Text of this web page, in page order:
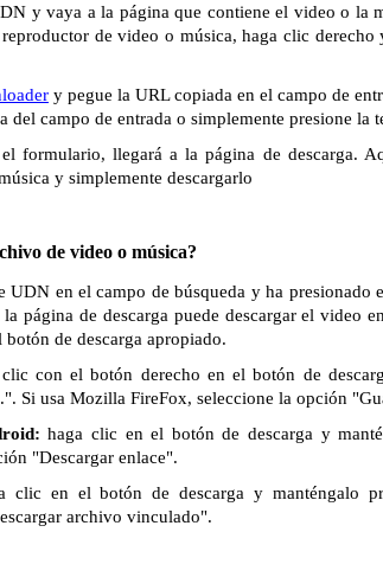
y vaya a la página que contiene el video o la
de video o música, haga clic
y pegue la URL copiada en el campo de
del campo de entrada o simplemente presione la
formulario, llegará a la página de descarga.
y simplemente descargarlo
de video o música?
UDN en el campo de búsqueda y ha presionado
página de descarga puede descargar el video
botón de descarga apropiado.
con el botón derecho en el botón de
Si usa Mozilla FireFox, seleccione la opción
haga clic en el botón de descarga y
"Descargar enlace".
clic en el botón de descarga y manténgalo
archivo vinculado".